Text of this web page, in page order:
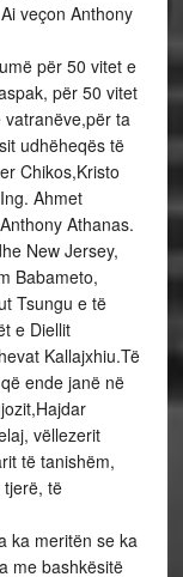
veçon Anthony
për 50 vitet e
për 50 vitet
ta
udhëheqës të
Chikos,Kristo
Ahmet
Athanas.
New Jersey,
Babameto,
Tsungu e të
e Diellit
Kallajxhiu.Të
ende janë në
vëllezerit
të tanishëm,
tjerë, të
ka meritën se ka
me bashkësitë